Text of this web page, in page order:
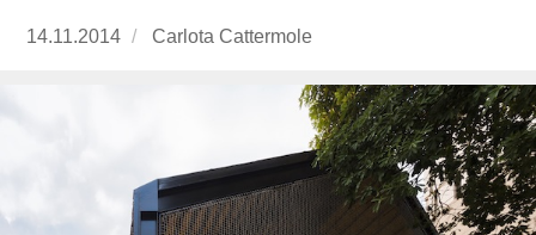
Publicado
14.11.2014 https://www.experimenta.es/author/
Carlota Cattermole